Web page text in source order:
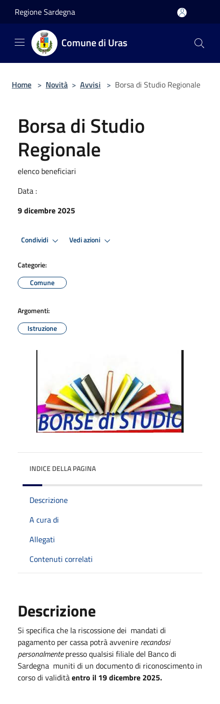
Regione Sardegna
Comune di Uras
Home > Novità > Avvisi > Borsa di Studio Regionale
Borsa di Studio
Regionale
elenco beneficiari
Data :
9 dicembre 2025
Condividi Vedi azioni
Categorie:
Comune
Argomenti:
Istruzione
INDICE DELLA PAGINA
Descrizione
A cura di
Allegati
Contenuti correlati
Descrizione
Si specifica che la riscossione dei mandati di
pagamento per cassa potrà avvenire recandosi
personalmentepresso qualsisi filiale del Banco di
Sardegna muniti di un documento di riconoscimento in
corso di validitàentro il 19 dicembre 2025.